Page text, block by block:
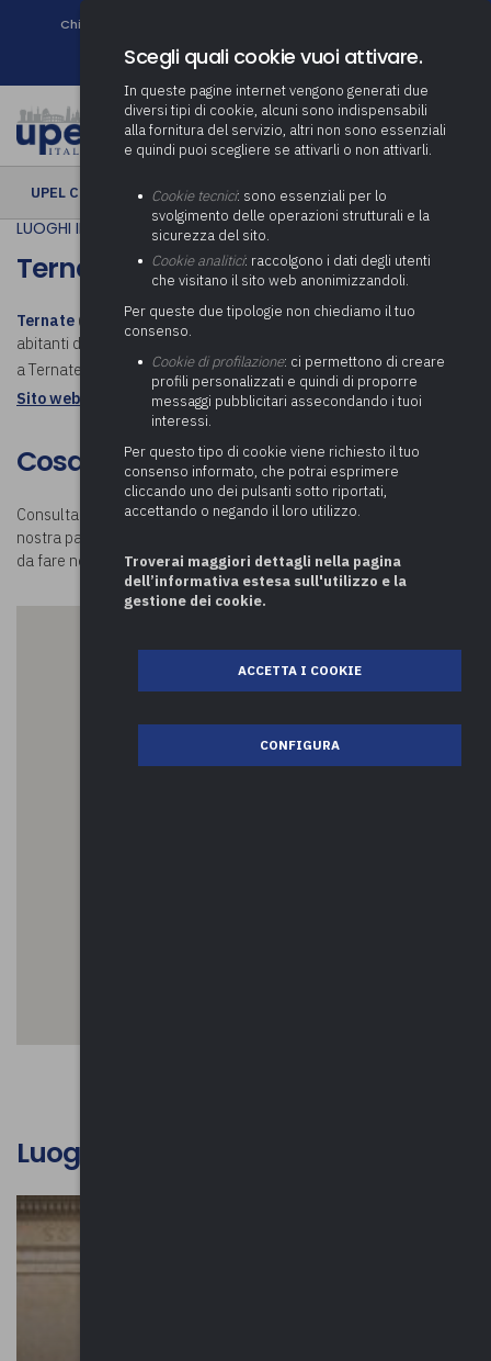
Chi siamo
Newsletter
UPEL CULTURA › Ternate
LUOGHI IN COMUNE
Ternate
Ternate (Ternà in dialetto varesotto) è un comune italiano di 2 526
abitanti della provincia di Varese in Lombardia. Scopri cosa visitare
a Ternate.
Sito web istituzionale: Comune di Ternate
Cosa visitare a Ternate
Consulta la mappa e scopricosa visitare a Ternate.
nostra pagina
da fare nei comuni della provincia di Varese e oltre!
Luoghi d'interesse culturale
Scegli quali cookie vuoi attivare.
In queste pagine internet vengono generati due
diversi tipi di cookie, alcuni sono indispensabili
alla fornitura del servizio, altri non sono essenziali
e quindi puoi scegliere se attivarli o non attivarli.
Cookie tecnici: sono essenziali per lo
svolgimento delle operazioni strutturali e la
sicurezza del sito.
Cookie analitici: raccolgono i dati degli utenti
che visitano il sito web anonimizzandoli.
Per queste due tipologie non chiediamo il tuo
consenso.
Cookie di profilazione: ci permettono di creare
profili personalizzati e quindi di proporre
messaggi pubblicitari assecondando i tuoi
interessi.
Per questo tipo di cookie viene richiesto il tuo
consenso informato, che potrai esprimere
cliccando uno dei pulsanti sotto riportati,
accettando o negando il loro utilizzo.
Troverai maggiori dettagli nella pagina
dell’informativa estesa sull'utilizzo e la
gestione dei cookie.
ACCETTA I COOKIE
CONFIGURA